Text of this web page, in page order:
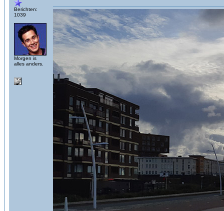
Berichten:
1039
Morgen is
alles anders.